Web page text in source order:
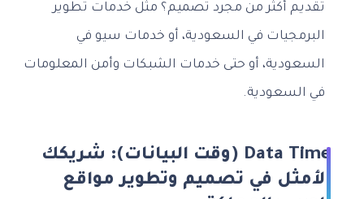
تقديم أكثر من مجرد تصميم؟ مثل خدمات تطوير
البرمجيات في السعودية، أو خدمات سيو في
السعودية، أو حتى خدمات الشبكات وأمن المعلومات
في السعودية.
Data Time (وقت البيانات): شريكك
الأمثل في تصميم وتطوير مواقع